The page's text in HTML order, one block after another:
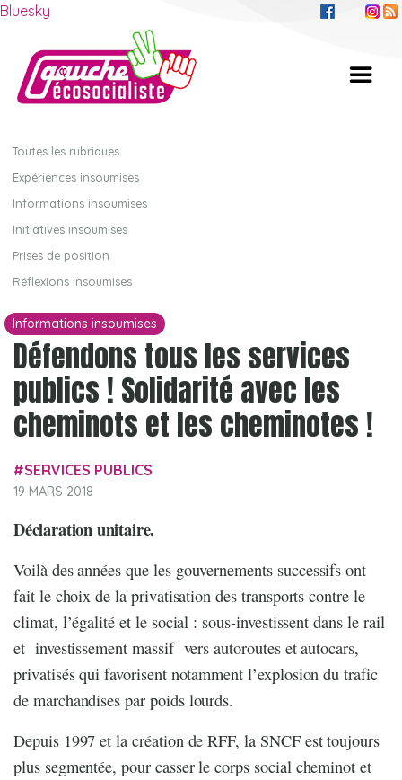
Bluesky
Toutes les rubriques
Expériences insoumises
Informations insoumises
Initiatives insoumises
Prises de position
Réflexions insoumises
Informations insoumises
Défendons tous les services
publics ! Solidarité avec les
cheminots et les cheminotes !
SERVICES PUBLICS
19 MARS 2018
Déclaration unitaire.
Voilà des années que les gouvernements successifs ont
fait le choix de la privatisation des transports contre le
climat, l’égalité et le social : sous-investissent dans le rail
et investissement massif vers autoroutes et autocars,
privatisés qui favorisent notamment l’explosion du trafic
de marchandises par poids lourds.
Depuis 1997 et la création de RFF, la SNCF est toujours
plus segmentée, pour casser le corps social cheminot et